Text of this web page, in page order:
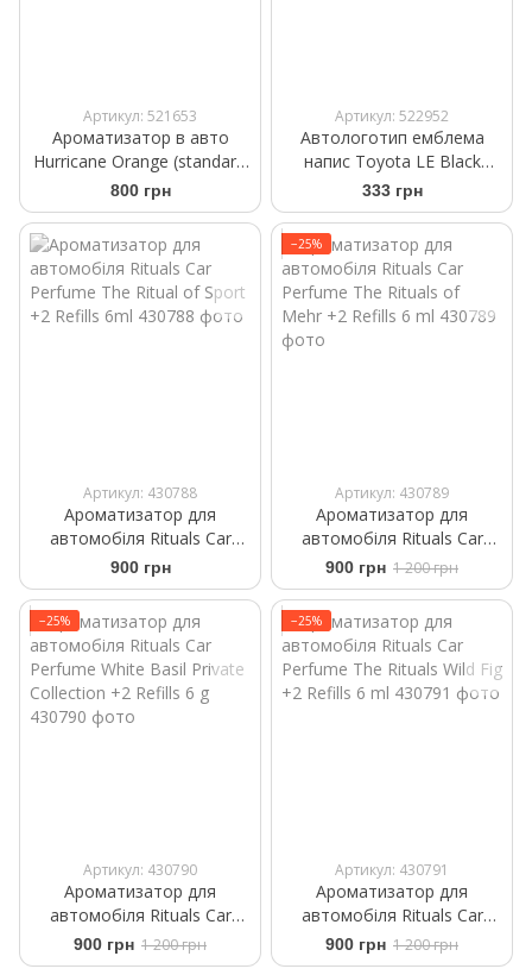
Артикул: 521653
Ароматизатор в авто
Hurricane Orange (standart)
Аромасаше на дефлектор
800 грн
Артикул: 522952
Автологотип емблема
напис Toyota LE Black
глянець
333 грн
Артикул: 430788
Ароматизатор для
автомобіля Rituals Car
Perfume The Ritual of Sport
+2 Refills 6ml
900 грн
−25%
Артикул: 430789
Ароматизатор для
автомобіля Rituals ​Car
Perfume The Rituals of
Mehr +2 Refills 6 ml
900 грн 1 200 грн
−25%
Артикул: 430790
Ароматизатор для
автомобіля Rituals ​Car
Perfume ​White Basil Private
Collection +2 Refills 6 g
900 грн 1 200 грн
−25%
Артикул: 430791
Ароматизатор для
автомобіля Rituals ​Car
Perfume The Rituals Wild Fig
+2 Refills 6 ml
900 грн 1 200 грн